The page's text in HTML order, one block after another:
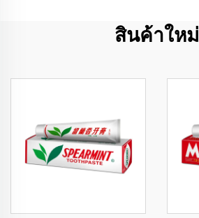
สินค้าใหม่